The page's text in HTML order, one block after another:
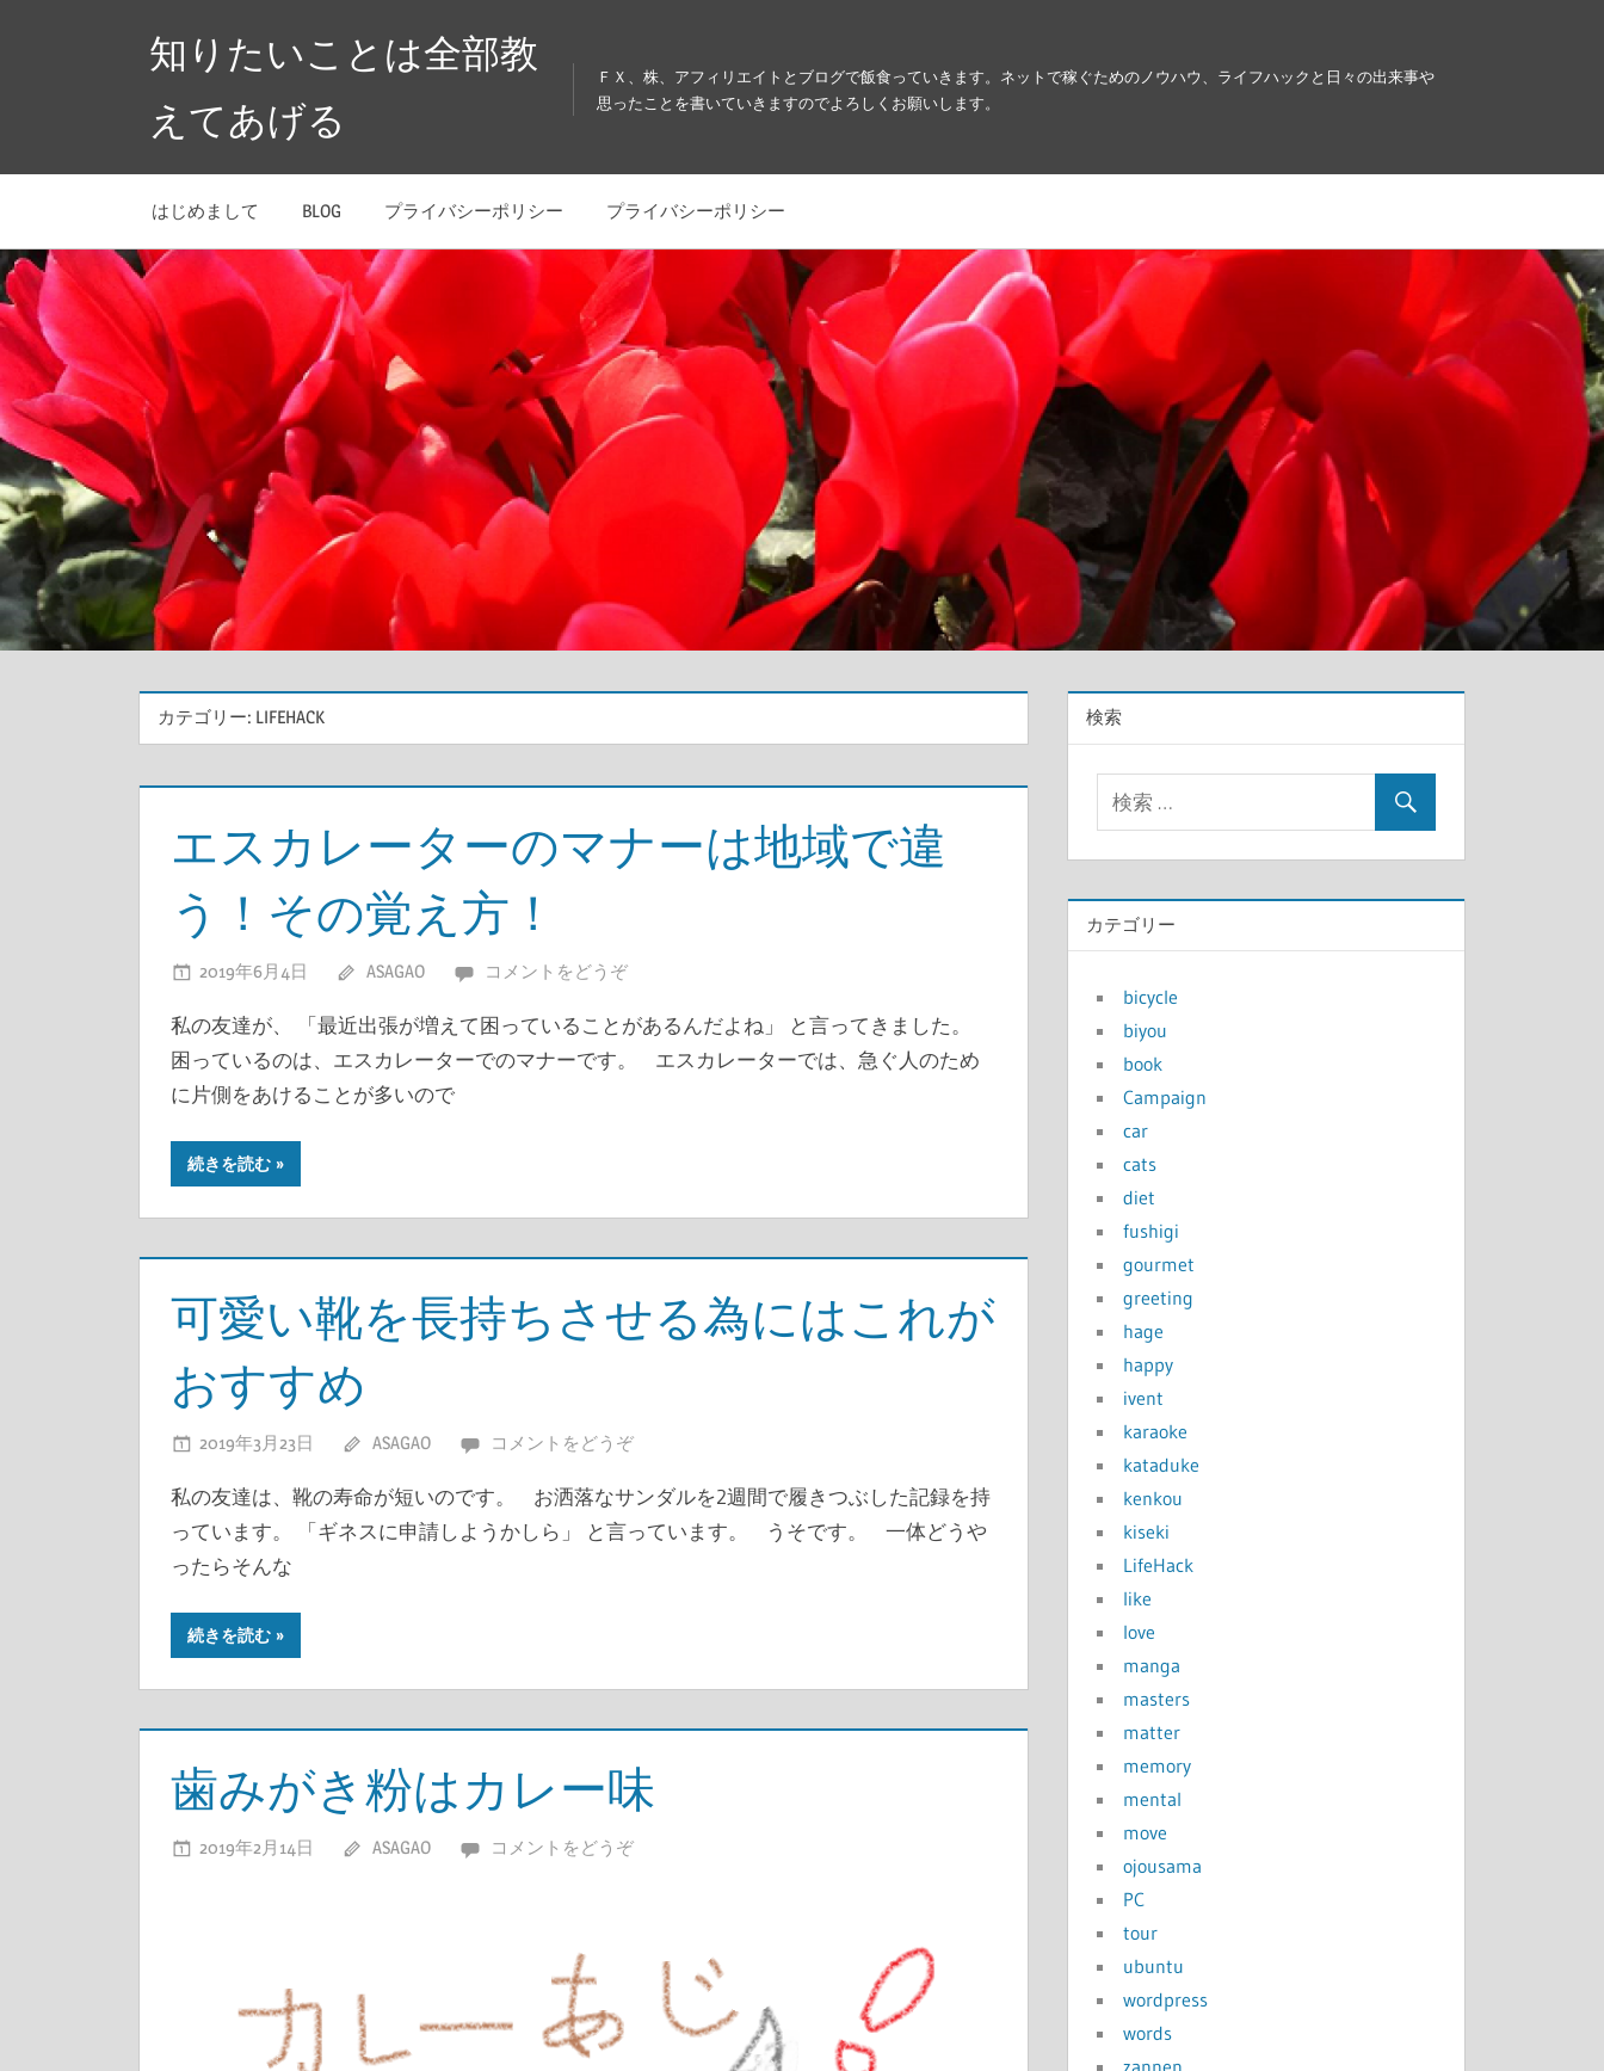
キ
ッ
プ
知りたいことは全部教
えてあげる
ＦＸ、株、アフィリエイトとブログで飯食っていきます。ネットで稼ぐためのノウハウ、ライフハックと日々の出来事や
思ったことを書いていきますのでよろしくお願いします。
はじめまして BLOG プライバシーポリシー プライバシーポリシー
カテゴリー: LIFEHACK
エスカレーターのマナーは地域で違
う！その覚え方！
2019年6月4日 ASAGAO コメントをどうぞ
私の友達が、 「最近出張が増えて困っていることがあるんだよね」 と言ってきました。
困っているのは、エスカレーターでのマナーです。 エスカレーターでは、急ぐ人のため
に片側をあけることが多いので
続きを読む
可愛い靴を長持ちさせる為にはこれが
おすすめ
2019年3月23日 ASAGAO コメントをどうぞ
私の友達は、靴の寿命が短いのです。 お洒落なサンダルを2週間で履きつぶした記録を持
っています。 「ギネスに申請しようかしら」 と言っています。 うそです。 一体どうや
ったらそんな
続きを読む
歯みがき粉はカレー味
2019年2月14日 ASAGAO コメントをどうぞ
検索
カテゴリー
bicycle
biyou
book
Campaign
car
cats
diet
fushigi
gourmet
greeting
hage
happy
ivent
karaoke
kataduke
kenkou
kiseki
LifeHack
like
love
manga
masters
matter
memory
mental
move
ojousama
PC
tour
ubuntu
wordpress
words
zannen